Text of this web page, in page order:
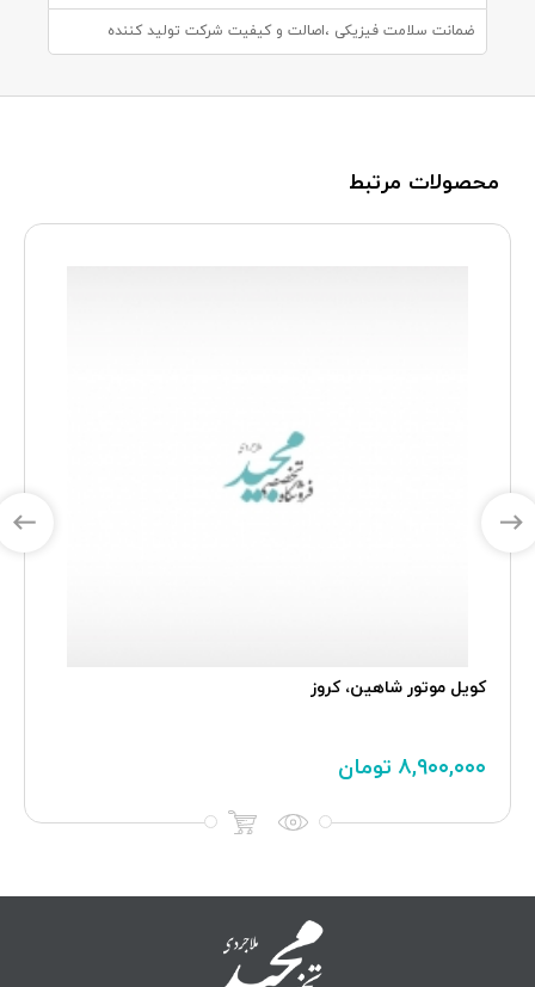
ضمانت سلامت فیزیکی ،اصالت و کیفیت شرکت تولید کننده
محصولات مرتبط
موتور شاهین، کروز
تومان